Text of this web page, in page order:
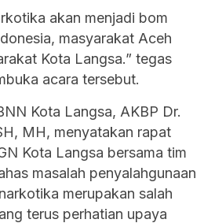
akan menjadi bom
masyarakat Aceh
Kota Langsa.” tegas
acara tersebut.
Kota Langsa, AKBP Dr.
MH, menyatakan rapat
Kota Langsa bersama tim
masalah penyalahgunaan
merupakan salah
terus perhatian upaya